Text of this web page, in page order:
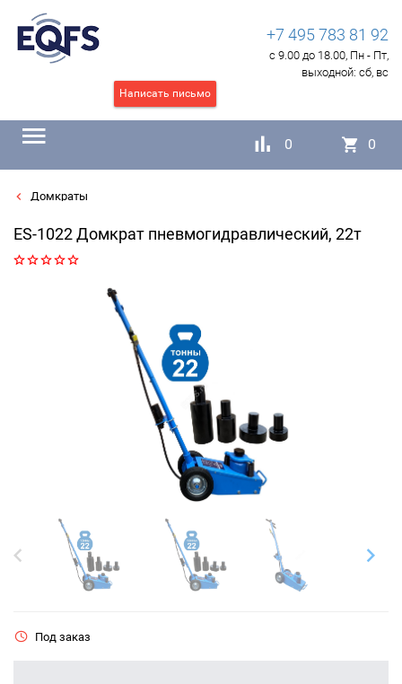
+7 495 783 81 92
с 9.00 до 18.00, Пн - Пт,
выходной: сб, вс
Написать письмо
0 0
Домкраты
ES-1022 Домкрат пневмогидравлический, 22т
Под заказ